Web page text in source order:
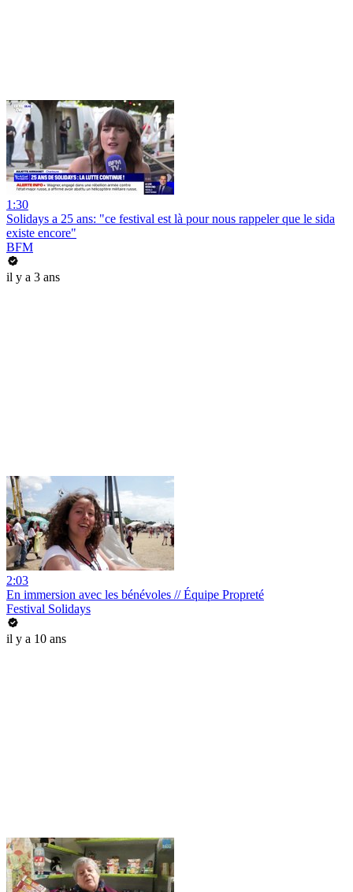
1:30
Solidays a 25 ans: "ce festival est là pour nous rappeler que le sida
existe encore"
BFM
il y a 3 ans
2:03
En immersion avec les bénévoles // Équipe Propreté
Festival Solidays
il y a 10 ans